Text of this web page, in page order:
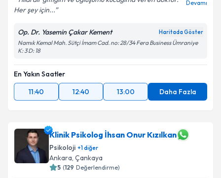
Yıllardır gittiğim ve oğluşumu kucağıma veren doktor.
Her şey için...
Op. Dr. Yasemin Çakar Kement
Namık Kemal Mah. Sütçi İmam Cad. no: 28/34 Fera Business Ümraniye
En Yakın Saatler
11:40
12:40 13:00 Daha Fazla
Klinik Psikolog İhsan Onur Kızılkan
Psikoloji diğer
Ankara, Çankaya
( Değerlendirme)